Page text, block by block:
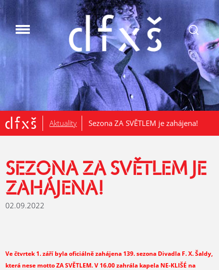
.
Aktuality Sezona ZA SVĚTLEM je zahájena!
SEZONA ZA SVĚTLEM JE
ZAHÁJENA!
02.09.2022
Ve čtvrtek 1. září byla oficiálně zahájena 139. sezona Divadla F. X. Šaldy,
která nese motto ZA SVĚTLEM. V 16.00 zahrála kapela NE-KLIŠÉ na